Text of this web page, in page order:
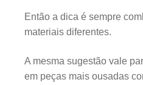
Então a dica é sempre
materiais diferentes.
A mesma sugestão vale
em peças mais ousadas